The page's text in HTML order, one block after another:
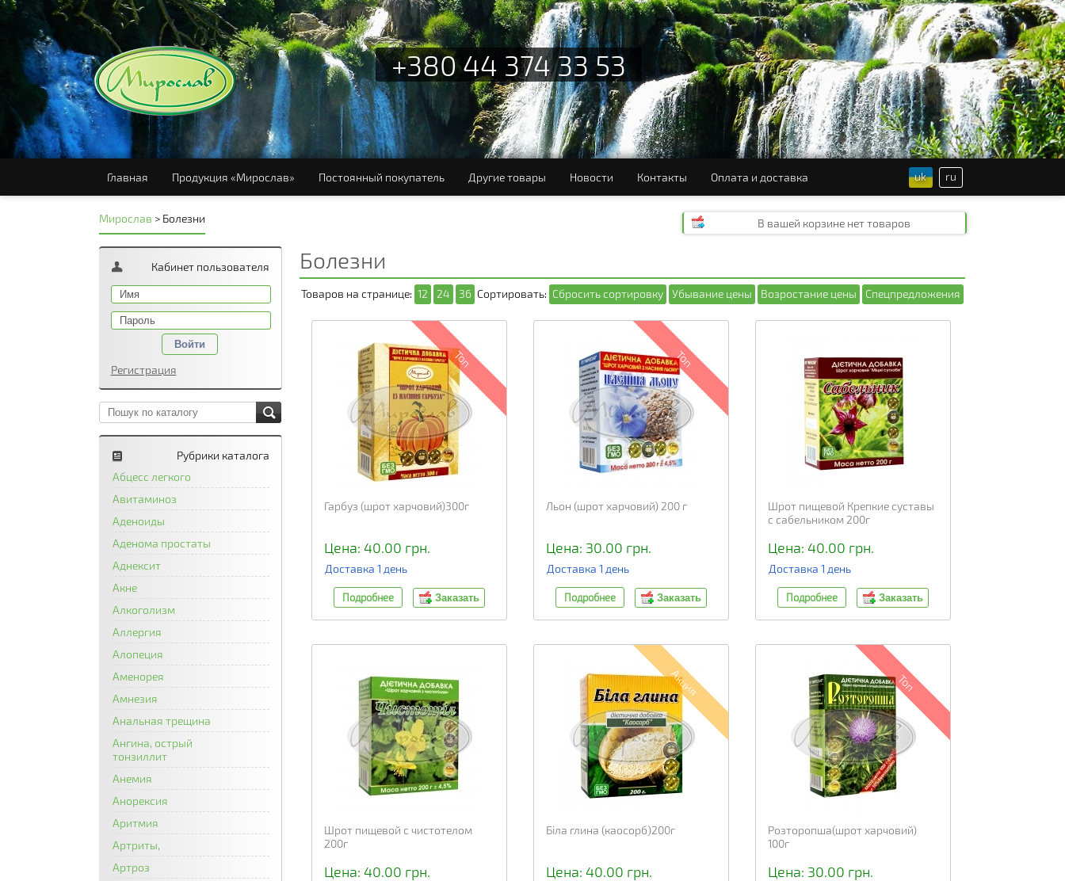
+380 44 374 33 53
Главная Продукция «Мирослав» Постоянный покупатель Другие товары Новости Контакты Оплата и доставка uk ru
В вашей корзине нет товаров
Мирослав > Болезни
Кабинет пользователя
Войти
Регистрация
Рубрики каталога
Абцесс легкого
Авитаминоз
Аденоиды
Аденома простаты
Аднексит
Акне
Алкоголизм
Аллергия
Алопеция
Аменорея
Амнезия
Анальная трещина
Ангина, острый
тонзиллит
Анемия
Анорексия
Аритмия
Артриты,
Артроз
Болезни
Товаров на странице: 12 24 36 Сортировать: Сбросить сортировку Убывание цены Возростание цены Спецпредложения
Топ
Гарбуз (шрот харчовий)300г
Цена: 40.00 грн.
Доставка 1 день
Подробнее Заказать
Топ
Льон (шрот харчовий) 200 г
Цена: 30.00 грн.
Доставка 1 день
Подробнее Заказать
Шрот пищевой Крепкие суставы
с сабельником 200г
Цена: 40.00 грн.
Доставка 1 день
Подробнее Заказать
Шрот пищевой с чистотелом
200г
Цена: 40.00 грн.
Акция
Біла глина (каосорб)200г
Цена: 40.00 грн.
Топ
Розторопша(шрот харчовий)
100г
Цена: 30.00 грн.